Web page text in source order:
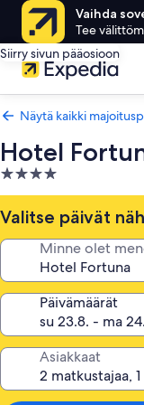
Vaihda
Tee
Siirry sivun pääosioon
Näytä kaikki
Hotel
4.0
tähden
majoituspaikka
Valitse päivät
Minne olet
Päivämäärät
Asiakkaat